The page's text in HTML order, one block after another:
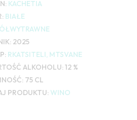
KACHETIA
BIAŁE
2025
RKATSITELI, MTSVANE
ALKOHOLU: 12 %
75 CL
PRODUKTU: WINO